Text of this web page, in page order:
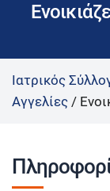
Ιατρικός
Αγγελίες /